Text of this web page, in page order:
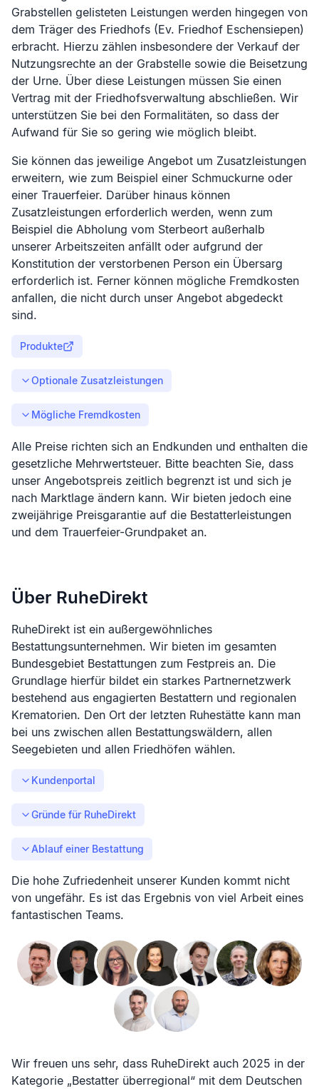
Grabstellen gelisteten Leistungen werden hingegen von
dem Träger des Friedhofs (Ev. Friedhof Eschensiepen)
erbracht. Hierzu zählen insbesondere der Verkauf der
Nutzungsrechte an der Grabstelle sowie die Beisetzung
der Urne. Über diese Leistungen müssen Sie einen
Vertrag mit der Friedhofsverwaltung abschließen. Wir
unterstützen Sie bei den Formalitäten, so dass der
Aufwand für Sie so gering wie möglich bleibt.
Sie können das jeweilige Angebot um Zusatzleistungen
erweitern, wie zum Beispiel einer Schmuckurne oder
einer Trauerfeier. Darüber hinaus können
Zusatzleistungen erforderlich werden, wenn zum
Beispiel die Abholung vom Sterbeort außerhalb
unserer Arbeitszeiten anfällt oder aufgrund der
Konstitution der verstorbenen Person ein Übersarg
erforderlich ist. Ferner können mögliche Fremdkosten
anfallen, die nicht durch unser Angebot abgedeckt
sind.
Produkte
Optionale Zusatzleistungen
Mögliche Fremdkosten
Alle Preise richten sich an Endkunden und enthalten die
gesetzliche Mehrwertsteuer. Bitte beachten Sie, dass
unser Angebotspreis zeitlich begrenzt ist und sich je
nach Marktlage ändern kann. Wir bieten jedoch eine
zweijährige Preisgarantie auf die Bestatterleistungen
und dem Trauerfeier-Grundpaket an.
Über RuheDirekt
RuheDirekt ist ein außergewöhnliches
Bestattungsunternehmen. Wir bieten im gesamten
Bundesgebiet Bestattungen zum Festpreis an. Die
Grundlage hierfür bildet ein starkes Partnernetzwerk
bestehend aus engagierten Bestattern und regionalen
Krematorien. Den Ort der letzten Ruhestätte kann man
bei uns zwischen allen Bestattungswäldern, allen
Seegebieten und allen Friedhöfen wählen.
Kundenportal
Gründe für RuheDirekt
Ablauf einer Bestattung
Die hohe Zufriedenheit unserer Kunden kommt nicht
von ungefähr. Es ist das Ergebnis von viel Arbeit eines
fantastischen Teams.
Wir freuen uns sehr, dass RuheDirekt auch 2025 in der
Kategorie „Bestatter überregional“ mit dem Deutschen